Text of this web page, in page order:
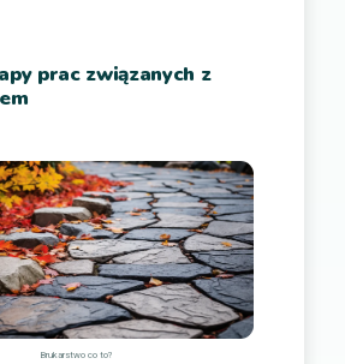
prac związanych z
Brukarstwo co to?